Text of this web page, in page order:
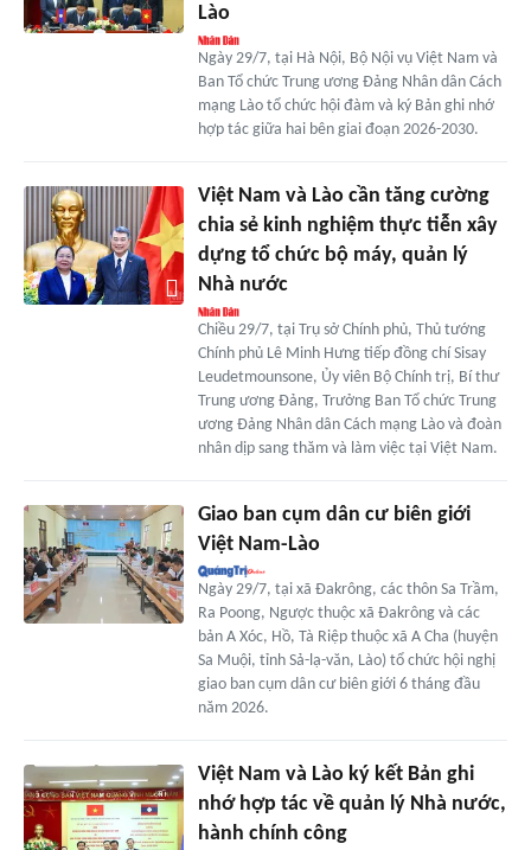
Lào
Ngày 29/7, tại Hà Nội, Bộ Nội vụ Việt Nam và
Ban Tổ chức Trung ương Đảng Nhân dân Cách
mạng Lào tổ chức hội đàm và ký Bản ghi nhớ
hợp tác giữa hai bên giai đoạn 2026-2030.
Việt Nam và Lào cần tăng cường
chia sẻ kinh nghiệm thực tiễn xây
dựng tổ chức bộ máy, quản lý
Nhà nước
Chiều 29/7, tại Trụ sở Chính phủ, Thủ tướng
Chính phủ Lê Minh Hưng tiếp đồng chí Sisay
Leudetmounsone, Ủy viên Bộ Chính trị, Bí thư
Trung ương Đảng, Trưởng Ban Tổ chức Trung
ương Đảng Nhân dân Cách mạng Lào và đoàn
nhân dịp sang thăm và làm việc tại Việt Nam.
Giao ban cụm dân cư biên giới
Việt Nam-Lào
Ngày 29/7, tại xã Đakrông, các thôn Sa Trầm,
Ra Poong, Ngược thuộc xã Đakrông và các
bản A Xóc, Hồ, Tà Riệp thuộc xã A Cha (huyện
Sa Muội, tỉnh Sả-lạ-văn, Lào) tổ chức hội nghị
giao ban cụm dân cư biên giới 6 tháng đầu
năm 2026.
Việt Nam và Lào ký kết Bản ghi
nhớ hợp tác về quản lý Nhà nước,
hành chính công